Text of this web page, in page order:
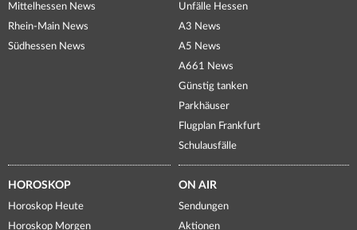
Mittelhessen News
Rhein-Main News
Südhessen News
Unfälle Hessen
A3 News
A5 News
A661 News
Günstig tanken
Parkhäuser
Flugplan Frankfurt
Schulausfälle
HOROSKOP
Horoskop Heute
Horoskop Morgen
ON AIR
Sendungen
Aktionen